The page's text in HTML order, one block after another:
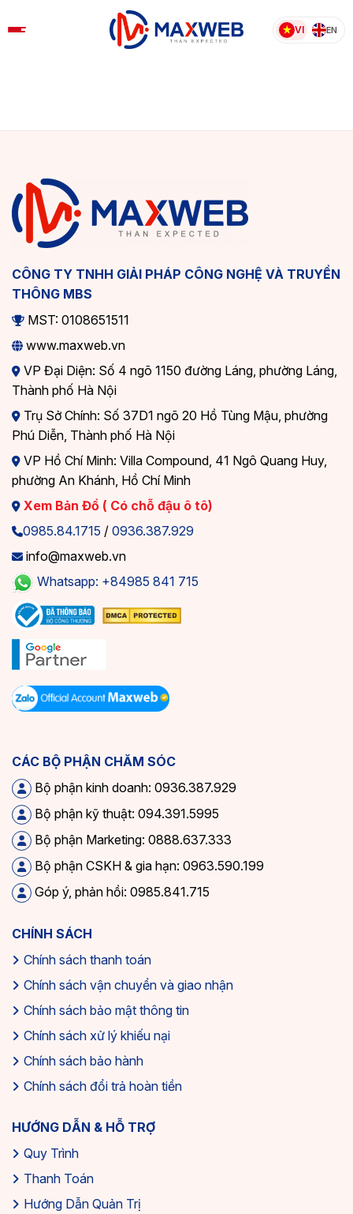
to
VI EN
CÔNG TY TNHH GIẢI PHÁP CÔNG NGHỆ VÀ TRUYỀN
THÔNG MBS
MST: 0108651511
www.maxweb.vn
VP Đại Diện: Số 4 ngõ 1150 đường Láng, phường Láng,
Thành phố Hà Nội
Trụ Sở Chính: Số 37D1 ngõ 20 Hồ Tùng Mậu, phường
Phú Diễn, Thành phố Hà Nội
VP Hồ Chí Minh: Villa Compound, 41 Ngô Quang Huy,
phường An Khánh, Hồ Chí Minh
Xem Bản Đồ ( Có chỗ đậu ô tô)
0985.84.1715 / 0936.387.929
info@maxweb.vn
Whatsapp: +84985 841 715
CÁC BỘ PHẬN CHĂM SÓC
Bộ phận kinh doanh: 0936.387.929
Bộ phận kỹ thuật: 094.391.5995
Bộ phận Marketing: 0888.637.333
Bộ phận CSKH & gia hạn: 0963.590.199
Góp ý, phản hồi: 0985.841.715
CHÍNH SÁCH
Chính sách thanh toán
Chính sách vận chuyển và giao nhận
Chính sách bảo mật thông tin
Chính sách xử lý khiếu nại
Chính sách bảo hành
Chính sách đổi trả hoàn tiền
HƯỚNG DẪN & HỖ TRỢ
Quy Trình
Thanh Toán
Hướng Dẫn Quản Trị